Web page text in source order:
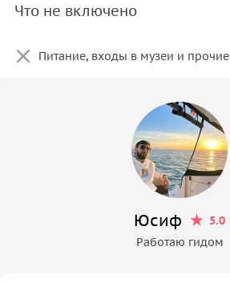
Что не включено
Питание, входы в музеи и
Юсиф
5.0
Работаю гидом